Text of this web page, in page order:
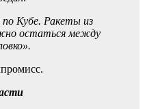
по Кубе. Ракеты из
остаться между